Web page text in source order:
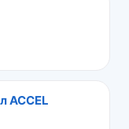
ACCEL